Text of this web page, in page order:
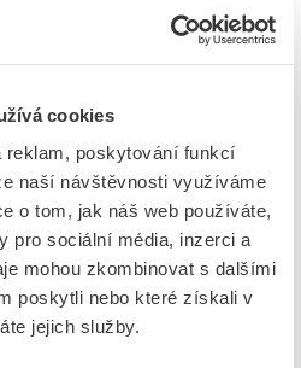
cookies
reklam, poskytování funkcí
naší návštěvnosti využíváme
o tom, jak náš web používáte,
pro sociální média, inzerci a
mohou zkombinovat s dalšími
poskytli nebo které získali v
jejich služby.
krabice / box
mm
mm